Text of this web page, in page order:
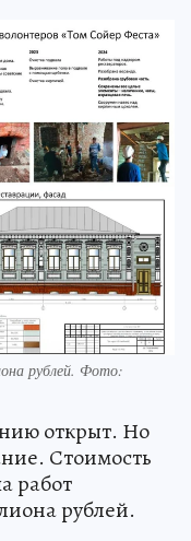
рублей. Фото:
открыт. Но
Стоимость
работ
рублей.